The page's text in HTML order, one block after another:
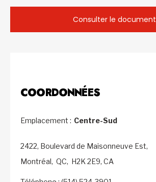
Consulter le document
COORDONNÉES
Emplacement : Centre-Sud
2422, Boulevard de Maisonneuve Est,
Montréal, QC, H2K 2E9, CA